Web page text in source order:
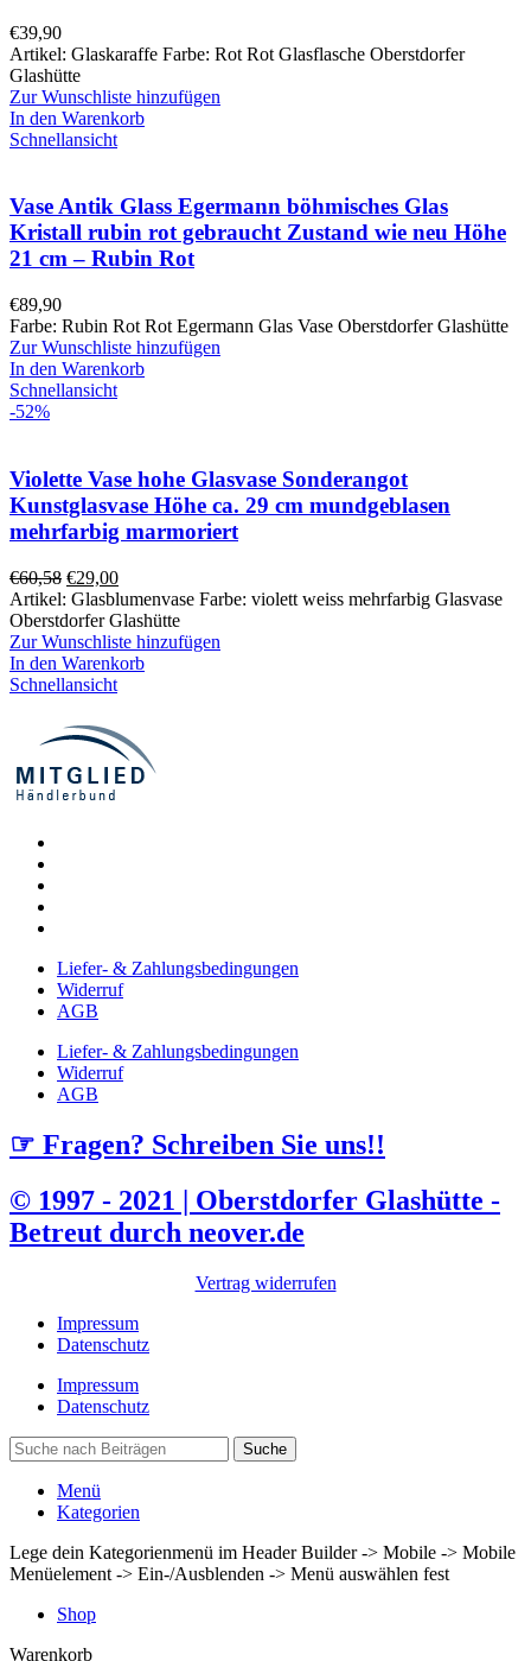
€39,90
Artikel: Glaskaraffe Farbe: Rot Rot Glasflasche Oberstdorfer
Glashütte
Zur Wunschliste hinzufügen
In den Warenkorb
Schnellansicht
Vase Antik Glass Egermann böhmisches Glas
Kristall rubin rot gebraucht Zustand wie neu Höhe
21 cm – Rubin Rot
€89,90
Farbe: Rubin Rot Rot Egermann Glas Vase Oberstdorfer Glashütte
Zur Wunschliste hinzufügen
In den Warenkorb
Schnellansicht
-52%
Violette Vase hohe Glasvase Sonderangot
Kunstglasvase Höhe ca. 29 cm mundgeblasen
mehrfarbig marmoriert
€60,58 Ursprünglicher
Preis
war:
€60,58
€29,00Aktueller
Preis
ist:
€29,00.
Artikel: Glasblumenvase Farbe: violett weiss mehrfarbig Glasvase
Oberstdorfer Glashütte
Zur Wunschliste hinzufügen
In den Warenkorb
Schnellansicht
Liefer- & Zahlungsbedingungen
Widerruf
AGB
Liefer- & Zahlungsbedingungen
Widerruf
AGB
☞ Fragen? Schreiben Sie uns!!
© 1997 - 2021 | Oberstdorfer Glashütte -
Betreut durch neover.de
Vertrag widerrufen
Impressum
Datenschutz
Impressum
Datenschutz
Suche
Menü
Kategorien
Lege dein Kategorienmenü im Header Builder -> Mobile -> Mobile
Menüelement -> Ein-/Ausblenden -> Menü auswählen fest
Shop
Warenkorb